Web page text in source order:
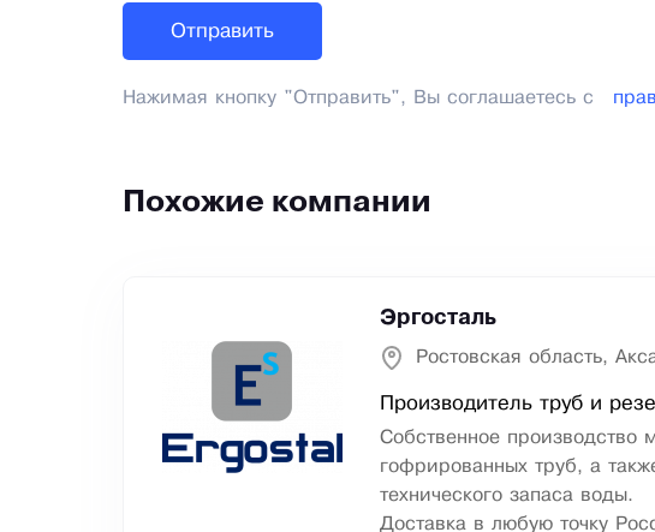
Нажимая кнопку "Отправить", Вы соглашаетесь с
Похожие компании
Эргосталь
Ростовская область,
Производитель труб и
Собственное производство
гофрированных труб, а
технического запаса воды.
Доставка в любую точку